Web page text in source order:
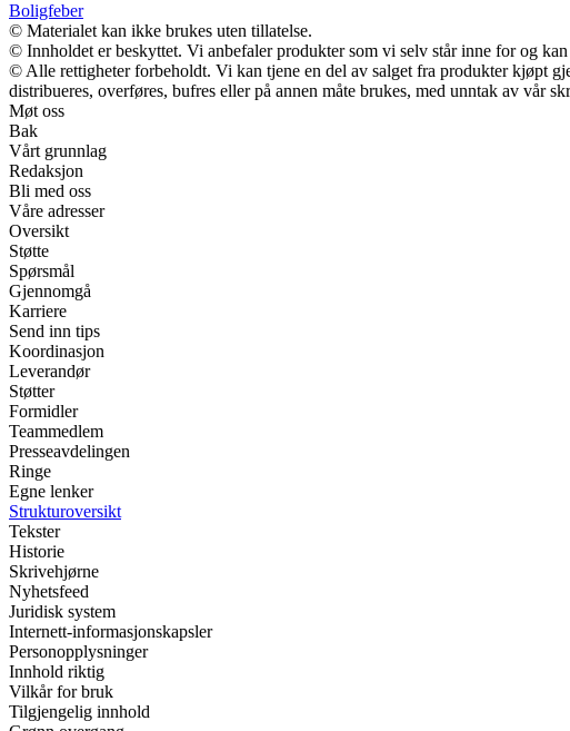
Boligfeber
© Materialet kan ikke brukes uten tillatelse.
© Innholdet er beskyttet. Vi anbefaler produkter som vi selv står inne for og
© Alle rettigheter forbeholdt. Vi kan tjene en del av salget fra produkter kjøpt
distribueres, overføres, bufres eller på annen måte brukes, med unntak av vår
Møt oss
Bak
Vårt grunnlag
Redaksjon
Bli med oss
Våre adresser
Oversikt
Støtte
Spørsmål
Gjennomgå
Karriere
Send inn tips
Koordinasjon
Leverandør
Støtter
Formidler
Teammedlem
Presseavdelingen
Ringe
Egne lenker
Strukturoversikt
Tekster
Historie
Skrivehjørne
Nyhetsfeed
Juridisk system
Internett-informasjonskapsler
Personopplysninger
Innhold riktig
Vilkår for bruk
Tilgjengelig innhold